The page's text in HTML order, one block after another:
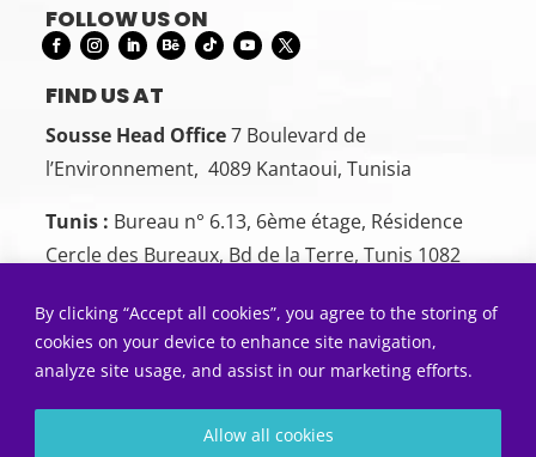
By clicking “Accept all cookies”, you agree to the storing of
cookies on your device to enhance site navigation,
analyze site usage, and assist in our marketing efforts.
Allow all cookies
FOLLOW US ON
FIND US AT
Sousse Head Office7 Boulevard de
l’Environnement, 4089 Kantaoui, Tunisia
Tunis : Bureau n° 6.13, 6ème étage, Résidence
Cercle des Bureaux, Bd de la Terre, Tunis 1082
Sousse: +216 26 00 00 88
Tunis: +216 22 50 55 01
SEND US AN EMAIL